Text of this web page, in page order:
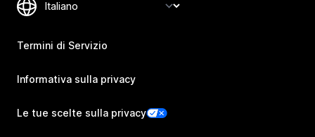
Termini di Servizio
Informativa sulla privacy
Le tue scelte sulla privacy